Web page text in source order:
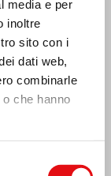
media e per
inoltre
sito con i
dati web,
combinarle
che hanno